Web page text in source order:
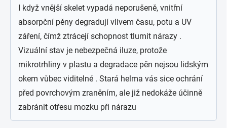
I když vnější skelet vypadá neporušeně, vnitřní
absorpční pěny degradují vlivem času, potu a UV
záření, čímž ztrácejí schopnost tlumit nárazy .
Vizuální stav je nebezpečná iluze, protože
mikrotrhliny v plastu a degradace pěn nejsou lidským
okem vůbec viditelné . Stará helma vás sice ochrání
před povrchovým zraněním, ale již nedokáže účinně
zabránit otřesu mozku při nárazu